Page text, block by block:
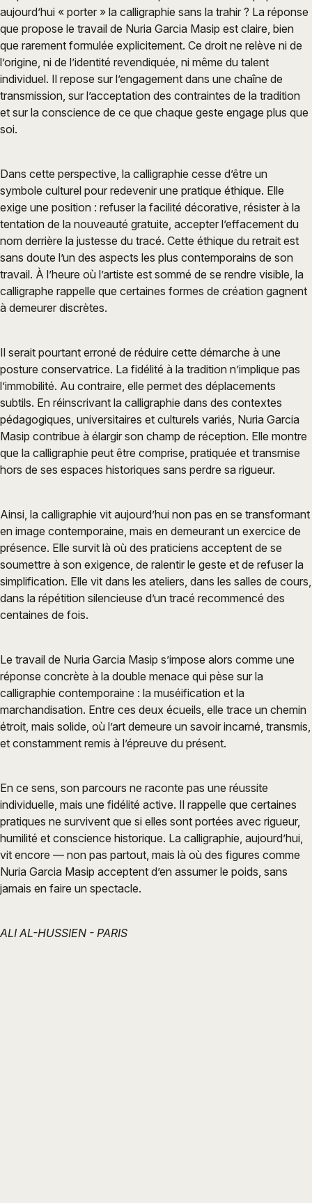
aujourd’hui « porter » la calligraphie sans la trahir ? La réponse
que propose le travail de Nuria Garcia Masip est claire, bien
que rarement formulée explicitement. Ce droit ne relève ni de
l’origine, ni de l’identité revendiquée, ni même du talent
individuel. Il repose sur l’engagement dans une chaîne de
transmission, sur l’acceptation des contraintes de la tradition
et sur la conscience de ce que chaque geste engage plus que
soi.
Dans cette perspective, la calligraphie cesse d’être un
symbole culturel pour redevenir une pratique éthique. Elle
exige une position : refuser la facilité décorative, résister à la
tentation de la nouveauté gratuite, accepter l’effacement du
nom derrière la justesse du tracé. Cette éthique du retrait est
sans doute l’un des aspects les plus contemporains de son
travail. À l’heure où l’artiste est sommé de se rendre visible, la
calligraphe rappelle que certaines formes de création gagnent
à demeurer discrètes.
Il serait pourtant erroné de réduire cette démarche à une
posture conservatrice. La fidélité à la tradition n’implique pas
l’immobilité. Au contraire, elle permet des déplacements
subtils. En réinscrivant la calligraphie dans des contextes
pédagogiques, universitaires et culturels variés, Nuria Garcia
Masip contribue à élargir son champ de réception. Elle montre
que la calligraphie peut être comprise, pratiquée et transmise
hors de ses espaces historiques sans perdre sa rigueur.
Ainsi, la calligraphie vit aujourd’hui non pas en se transformant
en image contemporaine, mais en demeurant un exercice de
présence. Elle survit là où des praticiens acceptent de se
soumettre à son exigence, de ralentir le geste et de refuser la
simplification. Elle vit dans les ateliers, dans les salles de cours,
dans la répétition silencieuse d’un tracé recommencé des
centaines de fois.
Le travail de Nuria Garcia Masip s’impose alors comme une
réponse concrète à la double menace qui pèse sur la
calligraphie contemporaine : la muséification et la
marchandisation. Entre ces deux écueils, elle trace un chemin
étroit, mais solide, où l’art demeure un savoir incarné, transmis,
et constamment remis à l’épreuve du présent.
En ce sens, son parcours ne raconte pas une réussite
individuelle, mais une fidélité active. Il rappelle que certaines
pratiques ne survivent que si elles sont portées avec rigueur,
humilité et conscience historique. La calligraphie, aujourd’hui,
vit encore — non pas partout, mais là où des figures comme
Nuria Garcia Masip acceptent d’en assumer le poids, sans
jamais en faire un spectacle.
ALI AL-HUSSIEN - PARIS